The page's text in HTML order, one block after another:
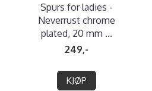
Spurs for ladies -
Neverrust chrome
plated, 20 mm ...
249,-
KJØP